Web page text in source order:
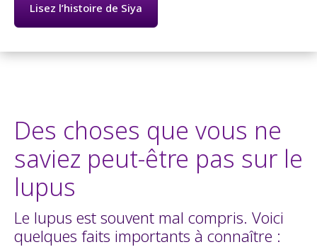
Lisez l’histoire de Siya
Des choses que vous ne
saviez peut-être pas sur le
lupus
Le lupus est souvent mal compris. Voici
quelques faits importants à connaître :